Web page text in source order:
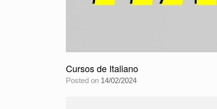
Cursos de Italiano
Posted on 14/02/2024